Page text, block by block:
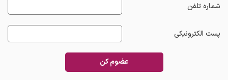
شماره تلفن
پست الکترونیکی
عضوم کن